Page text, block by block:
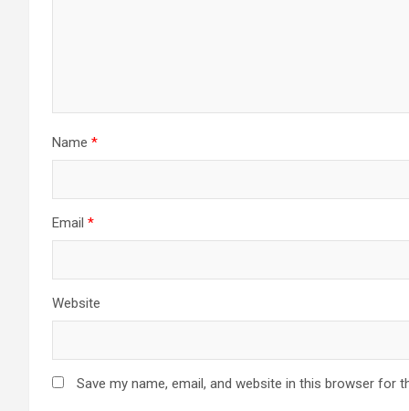
Name *
Email *
Website
Save my name, email, and website in this browser for